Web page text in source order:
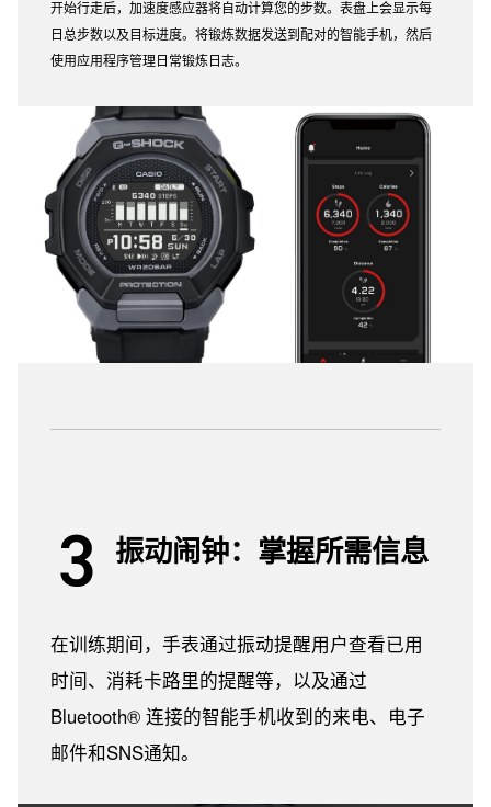
开始行走后，加速度感应器将自动计算您的步数。表盘上会显示每
日总步数以及目标进度。将锻炼数据发送到配对的智能手机，然后
使用应用程序管理日常锻炼日志。
振动闹钟：掌握所需信息
在训练期间，手表通过振动提醒用户查看已用
时间、消耗卡路里的提醒等，以及通过
Bluetooth® 连接的智能手机收到的来电、电子
邮件和SNS通知。